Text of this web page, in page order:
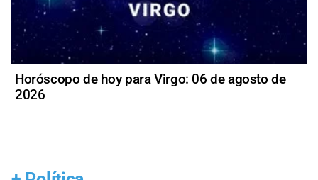
Horóscopo de hoy para Virgo: 06 de agosto de
2026